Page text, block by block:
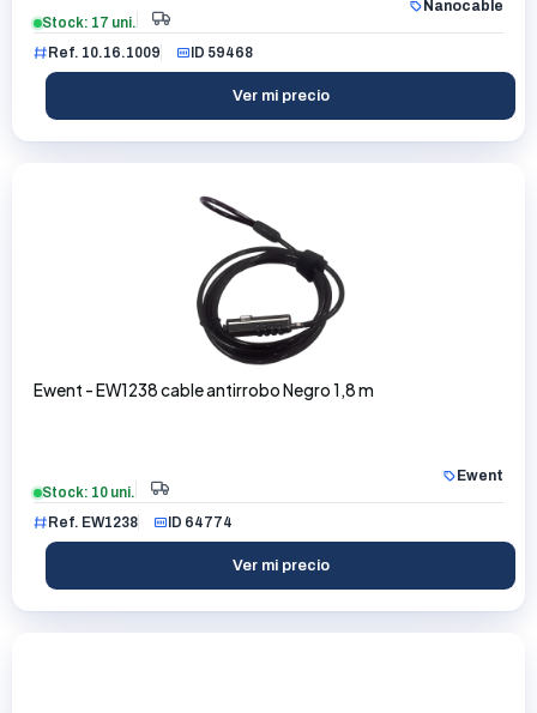
Nanocable
Stock: 17 uni.
Ref. 10.16.1009
ID 59468
Ver mi precio
Ewent - EW1238 cable antirrobo Negro 1,8 m
Ewent
Stock: 10 uni.
Ref. EW1238
ID 64774
Ver mi precio